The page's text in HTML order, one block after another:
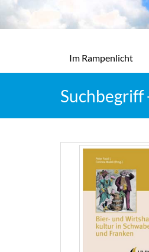
Im Rampenlicht
Suchbegriff